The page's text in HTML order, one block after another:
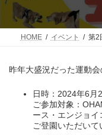
ッ
移
HOME イベント 第2
昨年大盛況だった運動
日時：2024年6月
ご参加対象：
ース・エンジョ
ご登園いただい